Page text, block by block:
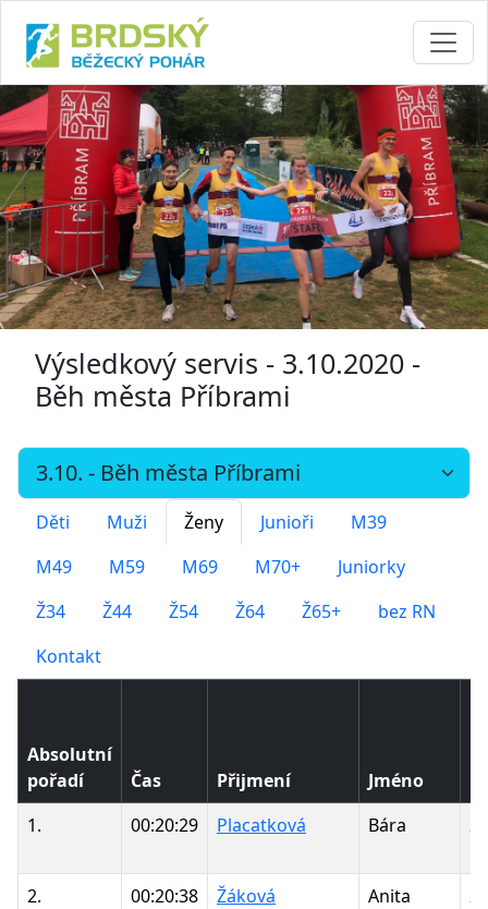
Výsledkový servis - 3.10.2020 -
Běh města Příbrami
Děti Muži Ženy Junioři
M39
M49
M59 M69 M70+
Juniorky
Ž34
Ž44 Ž54 Ž64 Ž65+
bez RN
Kontakt
Absolutní
pořadí
Čas Přijmení Jméno
1.
00:20:29 Placatková Bára
2. 00:20:38 Žáková Anita